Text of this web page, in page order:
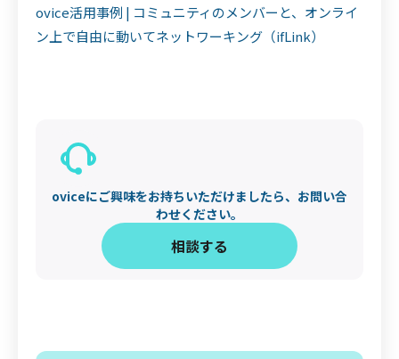
ovice活用事例 | コミュニティのメンバーと、オンライ
ン上で自由に動いてネットワーキング（ifLink）
oviceにご興味をお持ちいただけましたら、お問い合
わせください。
‍相談する